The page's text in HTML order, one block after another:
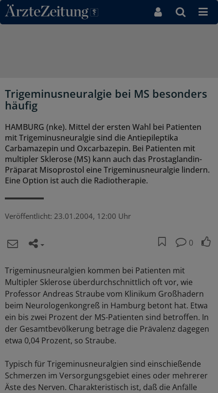
Direkt zum Inhaltsbereich
Trigeminusneuralgie bei MS besonders
häufig
HAMBURG (nke). Mittel der ersten Wahl bei Patienten
mit Trigeminusneuralgie sind die Antiepileptika
Carbamazepin und Oxcarbazepin. Bei Patienten mit
multipler Sklerose (MS) kann auch das Prostaglandin-
Präparat Misoprostol eine Trigeminusneuralgie lindern.
Eine Option ist auch die Radiotherapie.
Veröffentlicht: 23.01.2004, 12:00 Uhr
0
Trigeminusneuralgien kommen bei Patienten mit
Multipler Sklerose überdurchschnittlich oft vor, wie
Professor Andreas Straube vom Klinikum Großhadern
beim Neurologenkongreß in Hamburg betont hat. Etwa
ein bis zwei Prozent der MS-Patienten sind betroffen. In
der Gesamtbevölkerung betrage die Prävalenz dagegen
etwa 0,04 Prozent, so Straube.
Typisch für Trigeminusneuralgien sind einschießende
Schmerzen im Versorgungsgebiet eines oder mehrerer
Äste des Nerven. Charakteristisch ist, daß die Anfälle